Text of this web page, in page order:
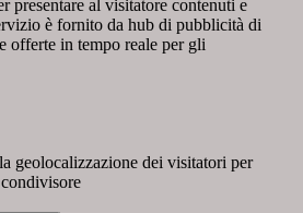
presentare al visitatore contenuti e
è fornito da hub di pubblicità di
offerte in tempo reale per gli
geolocalizzazione dei visitatori per